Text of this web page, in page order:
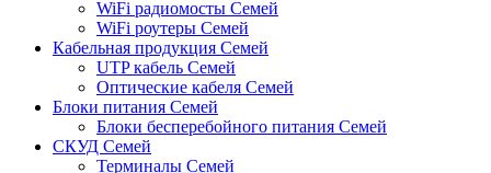
WiFi радиомосты Семей
WiFi роутеры Семей
Кабельная продукция Семей
UTP кабель Семей
Оптические кабеля Семей
Блоки питания Семей
Блоки бесперебойного питания Семей
СКУД Семей
Терминалы Семей